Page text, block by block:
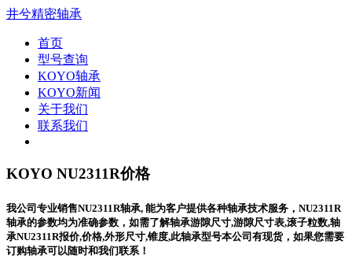
井兮精密轴承
首页
型号查询
KOYO轴承
KOYO新闻
关于我们
联系我们
KOYO NU2311R价格
我公司专业销售NU2311R轴承, 能为客户提供各种轴承技术服务，NU2311R
轴承的参数均为准确参数，如需了解轴承游隙尺寸,游隙尺寸表,滚子粒数,轴
承NU2311R报价,价格,外形尺寸,锥度,此轴承型号本公司有现货，如果您需要
订购轴承可以随时和我们联系！